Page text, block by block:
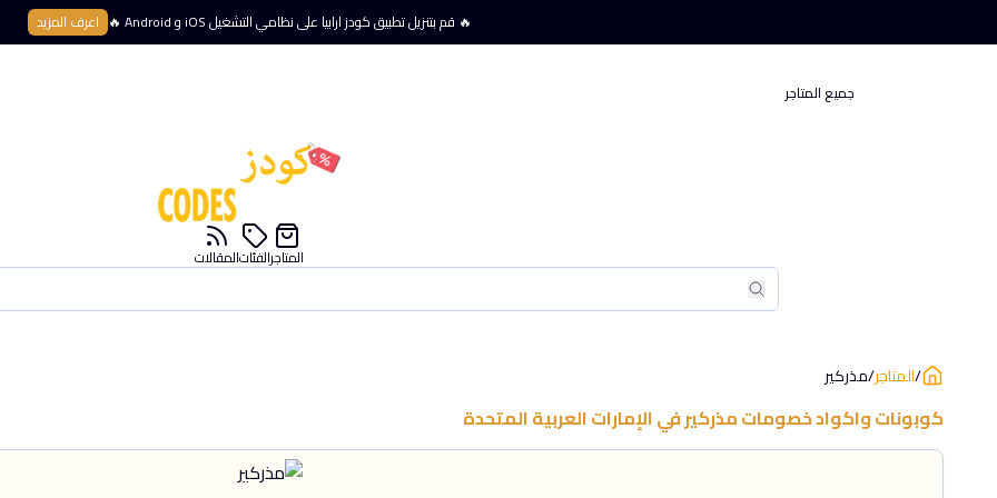
🔥 قم بتنزيل تطبيق كودز ارابيا على نظامي التشغيل iOS و Android 🔥 اعرف المزيد
جميع المتاجر
بحث
بحث
المتاجرالفئاتالمقالات
/المتاجر/مذركير
كوبونات واكواد خصوماتمذركيرفيالإمارات العربية المتحدة